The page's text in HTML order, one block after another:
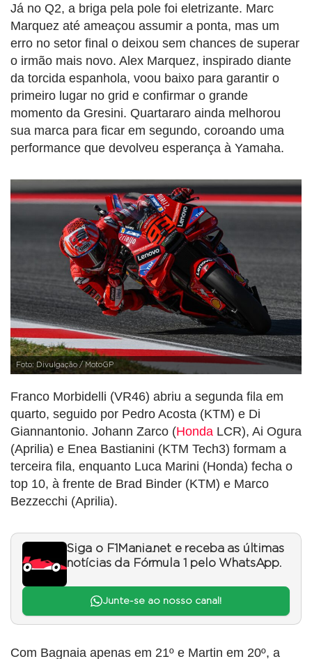
Já no Q2, a briga pela pole foi eletrizante. Marc
Marquez até ameaçou assumir a ponta, mas um
erro no setor final o deixou sem chances de superar
o irmão mais novo. Alex Marquez, inspirado diante
da torcida espanhola, voou baixo para garantir o
primeiro lugar no grid e confirmar o grande
momento da Gresini. Quartararo ainda melhorou
sua marca para ficar em segundo, coroando uma
performance que devolveu esperança à Yamaha.
Foto: Divulgação / MotoGP
Franco Morbidelli (VR46) abriu a segunda fila em
quarto, seguido por Pedro Acosta (KTM) e Di
Giannantonio. Johann Zarco (Honda LCR), Ai Ogura
(Aprilia) e Enea Bastianini (KTM Tech3) formam a
terceira fila, enquanto Luca Marini (Honda) fecha o
top 10, à frente de Brad Binder (KTM) e Marco
Bezzecchi (Aprilia).
Siga o F1Mania.net e receba as últimas
notícias da Fórmula 1 pelo WhatsApp.
Junte-se ao nosso canal!
Com Bagnaia apenas em 21º e Martin em 20º, a